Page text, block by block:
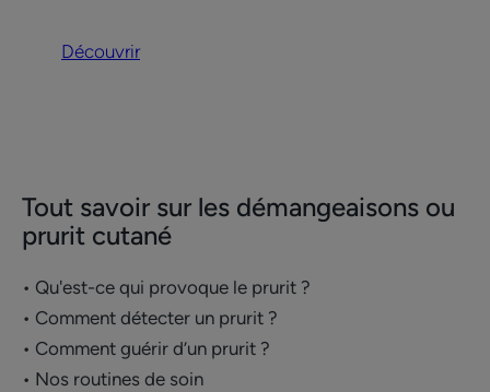
Découvrir
Tout savoir sur les démangeaisons ou
prurit cutané
• Qu'est-ce qui provoque le prurit ?
• Comment détecter un prurit ?
​• Comment guérir d’un prurit ?
• Nos routines de soin